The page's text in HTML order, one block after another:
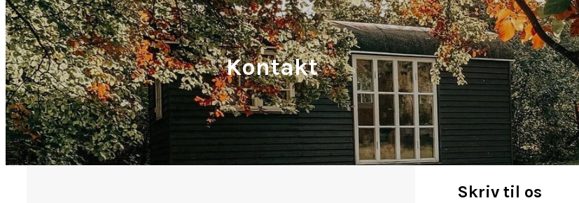
Kontakt
Skriv til os